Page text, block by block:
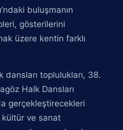
buluşmanın
gösterilerini
üzere kentin farklı
dansları toplulukları, 38.
Halk Dansları
gerçekleştirecekleri
kültür ve sanat